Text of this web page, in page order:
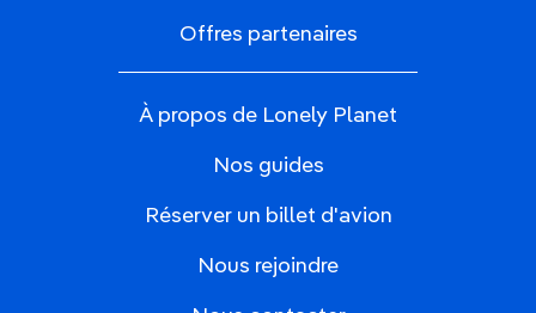
Offres partenaires
À propos de Lonely Planet
Nos guides
Réserver un billet d'avion
Nous rejoindre